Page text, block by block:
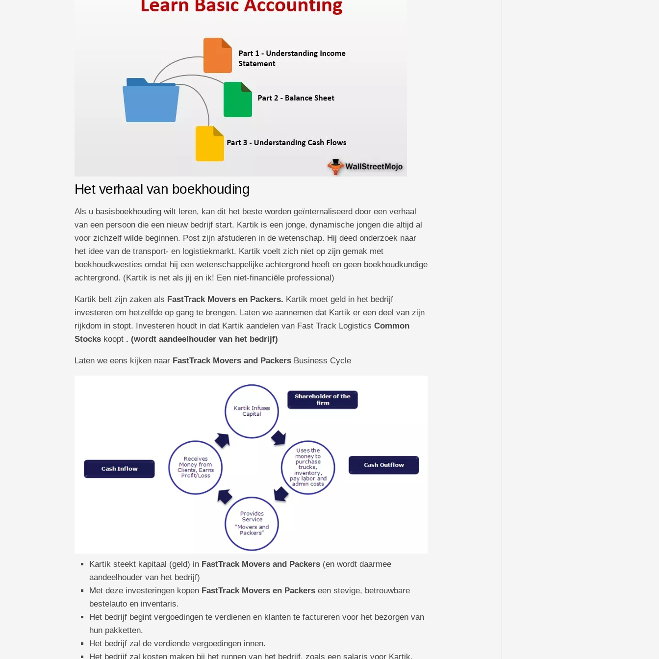
Het verhaal van boekhouding
Als u basisboekhouding wilt leren, kan dit het beste worden geïnternaliseerd door een verhaal
van een persoon die een nieuw bedrijf start. Kartik is een jonge, dynamische jongen die altijd al
voor zichzelf wilde beginnen. Post zijn afstuderen in de wetenschap. Hij deed onderzoek naar
het idee van de transport- en logistiekmarkt. Kartik voelt zich niet op zijn gemak met
boekhoudkwesties omdat hij een wetenschappelijke achtergrond heeft en geen boekhoudkundige
achtergrond. (Kartik is net als jij en ik! Een niet-financiële professional)
Kartik belt zijn zaken als FastTrack Movers en Packers. Kartik moet geld in het bedrijf
investeren om hetzelfde op gang te brengen. Laten we aannemen dat Kartik er een deel van zijn
rijkdom in stopt. Investeren houdt in dat Kartik aandelen van Fast Track Logistics Common
Stockskoopt . (wordt aandeelhouder van het bedrijf)
Laten we eens kijken naar FastTrack Movers and PackersBusiness Cycle
Kartik steekt kapitaal (geld) in FastTrack Movers and Packers(en wordt daarmee
aandeelhouder van het bedrijf)
Met deze investeringen kopen FastTrack Movers en Packerseen stevige, betrouwbare
bestelauto en inventaris.
Het bedrijf begint vergoedingen te verdienen en klanten te factureren voor het bezorgen van
hun pakketten.
Het bedrijf zal de verdiende vergoedingen innen.
Het bedrijf zal kosten maken bij het runnen van het bedrijf, zoals een salaris voor Kartik,